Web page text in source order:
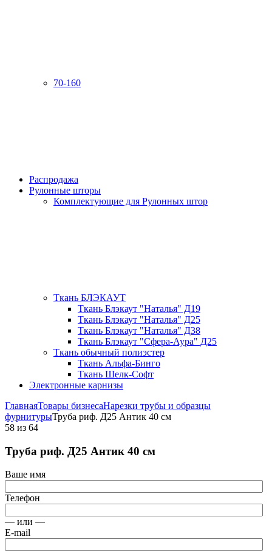
70-160
Распродажа
Рулонные шторы
Комплектующие для Рулонных штор
Ткань БЛЭКАУТ
Ткань Блэкаут "Наталья" Д19
Ткань Блэкаут "Наталья" Д25
Ткань Блэкаут "Наталья" Д38
Ткань Блэкаут "Сфера-Аура" Д25
Ткань обычный полиэстер
Ткань Альфа-Бинго
Ткань Шелк-Софт
Электронные карнизы
ГлавнаяТовары бизнесаНарезки трубы и образцы
фурнитурыТруба риф. Д25 Антик 40 см
58 из 64
Труба риф. Д25 Антик 40 см
Ваше имя
Телефон
— или —
E-mail